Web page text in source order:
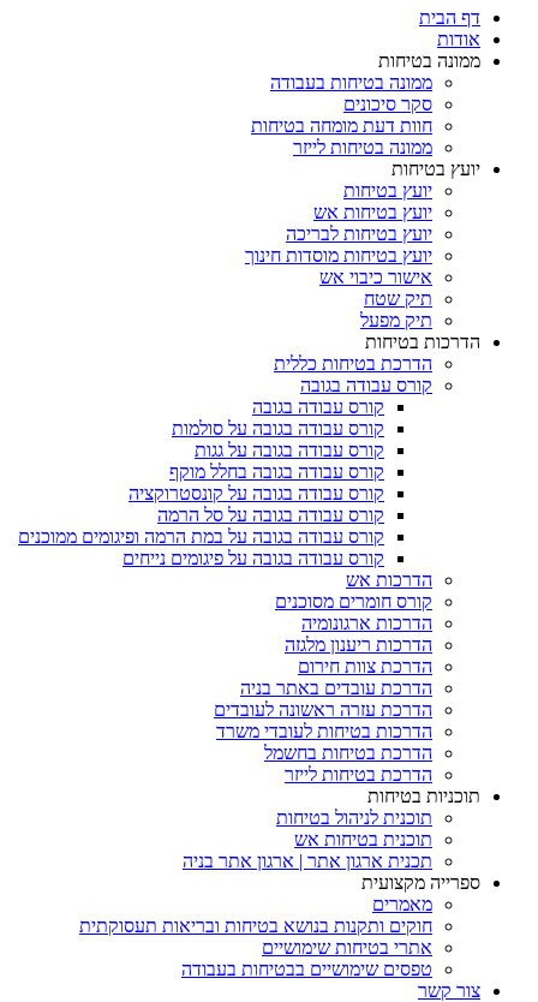
דף הבית
אודות
ממונה בטיחות
ממונה בטיחות בעבודה
סקר סיכונים
חוות דעת מומחה בטיחות
ממונה בטיחות לייזר
יועץ בטיחות
יועץ בטיחות
יועץ בטיחות אש
יועץ בטיחות לבריכה
יועץ בטיחות מוסדות חינוך
אישור כיבוי אש
תיק שטח
תיק מפעל
הדרכות בטיחות
הדרכת בטיחות כללית
קורס עבודה בגובה
קורס עבודה בגובה
קורס עבודה בגובה על סולמות
קורס עבודה בגובה על גגות
קורס עבודה בגובה בחלל מוקף
קורס עבודה בגובה על קונסטרוקציה
קורס עבודה בגובה על סל הרמה
קורס עבודה בגובה על במת הרמה ופיגומים ממוכנים
קורס עבודה בגובה על פיגומים נייחים
הדרכות אש
קורס חומרים מסוכנים
הדרכות ארגונומיה
הדרכות ריענון מלגזה
הדרכת צוות חירום
הדרכת עובדים באתר בניה
הדרכת עזרה ראשונה לעובדים
הדרכות בטיחות לעובדי משרד
הדרכת בטיחות בחשמל
הדרכת בטיחות לייזר
תוכניות בטיחות
תוכנית לניהול בטיחות
תוכנית בטיחות אש
תכנית ארגון אתר | ארגון אתר בניה
ספרייה מקצועית
מאמרים
חוקים ותקנות בנושא בטיחות ובריאות תעסוקתית
אתרי בטיחות שימושיים
טפסים שימושיים בבטיחות בעבודה
צור קשר